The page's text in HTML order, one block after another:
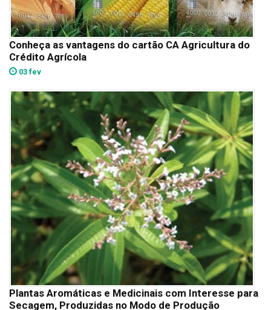
Conheça as vantagens do cartão CA Agricultura do
Crédito Agrícola
03 fev
Plantas Aromáticas e Medicinais com Interesse para
Secagem, Produzidas no Modo de Produção